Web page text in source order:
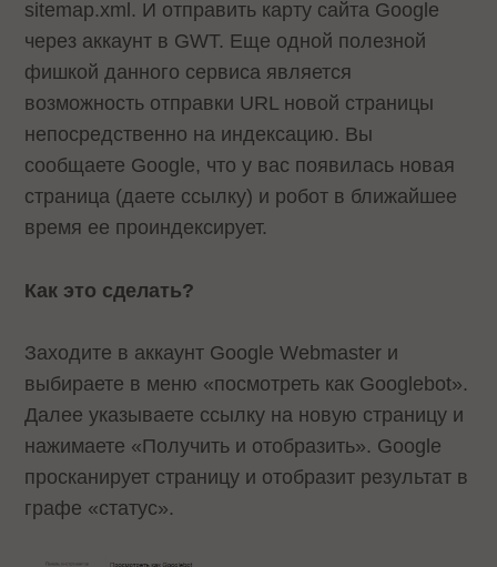
sitemap.xml. И отправить карту сайта Google
через аккаунт в GWT. Еще одной полезной
фишкой данного сервиса является
возможность отправки URL новой страницы
непосредственно на индексацию. Вы
сообщаете Google, что у вас появилась новая
страница (даете ссылку) и робот в ближайшее
время ее проиндексирует.
Как это сделать?
Заходите в аккаунт Google Webmaster и
выбираете в меню «посмотреть как Googlebot».
Далее указываете ссылку на новую страницу и
нажимаете «Получить и отобразить». Google
просканирует страницу и отобразит результат в
графе «статус».